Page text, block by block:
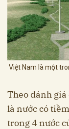
Việt Nam là một
Theo đánh
là nước có
trong 4 nước